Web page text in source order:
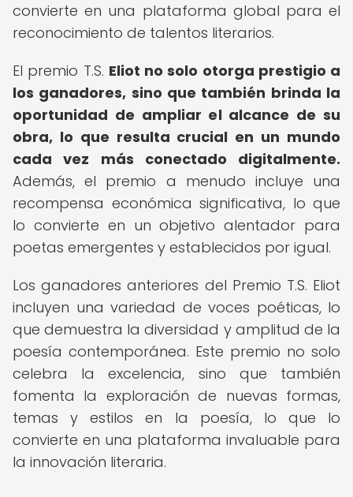
convierte en una plataforma global para el
reconocimiento de talentos literarios.
El premio T.S. Eliot no solo otorga prestigio a
los ganadores, sino que también brinda la
oportunidad de ampliar el alcance de su
obra, lo que resulta crucial en un mundo
cada vez más conectado digitalmente.
Además, el premio a menudo incluye una
recompensa económica significativa, lo que
lo convierte en un objetivo alentador para
poetas emergentes y establecidos por igual.
Los ganadores anteriores del Premio T.S. Eliot
incluyen una variedad de voces poéticas, lo
que demuestra la diversidad y amplitud de la
poesía contemporánea. Este premio no solo
celebra la excelencia, sino que también
fomenta la exploración de nuevas formas,
temas y estilos en la poesía, lo que lo
convierte en una plataforma invaluable para
la innovación literaria.